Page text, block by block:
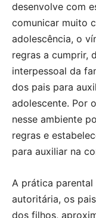
desenvolve com
comunicar muito
adolescência, o
regras a cumprir,
interpessoal da
dos pais para
adolescente. Por
nesse ambiente
regras e
para auxiliar na
A prática
autoritária, os
dos filhos,